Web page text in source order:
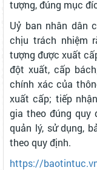
tượng, đúng mục
Uỷ ban nhân dân
chịu trách nhiệm
tượng được xuất
đột xuất, cấp
chính xác của
xuất cấp; tiếp
gia theo đúng quy
quản lý, sử dụng,
theo quy định.
https://